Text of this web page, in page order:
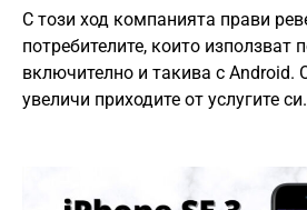
С този ход компанията прави
потребителите, които използват
включително и такива с Android.
увеличи приходите от услугите си.